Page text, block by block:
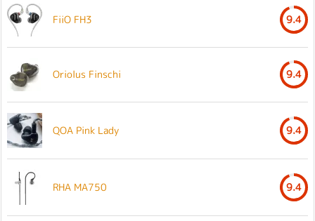
FiiO FH3 9.4
Oriolus Finschi 9.4
QOA Pink Lady 9.4
RHA MA750 9.4